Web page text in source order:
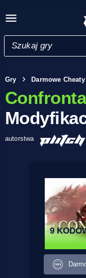
Gry Darmowe Cheaty
autorstwa
9